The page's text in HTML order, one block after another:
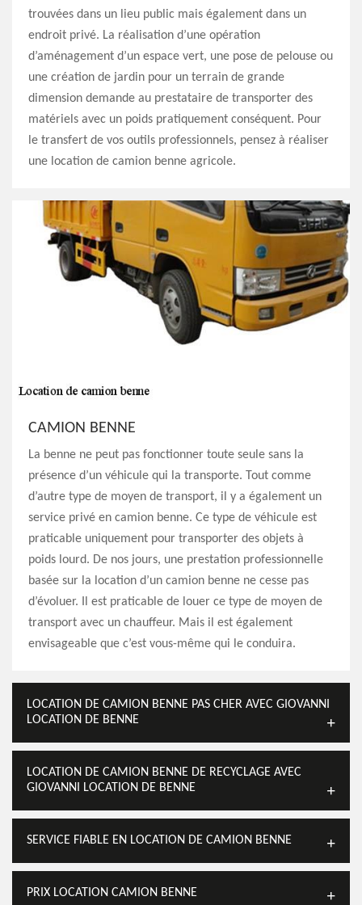
trouvées dans un lieu public mais également dans un
endroit privé. La réalisation d’une opération
d’aménagement d’un espace vert, une pose de pelouse ou
une création de jardin pour un terrain de grande
dimension demande au prestataire de transporter des
matériels avec un poids pratiquement conséquent. Pour
le transfert de vos outils professionnels, pensez à réaliser
une location de camion benne agricole.
CAMION BENNE
La benne ne peut pas fonctionner toute seule sans la
présence d’un véhicule qui la transporte. Tout comme
d’autre type de moyen de transport, il y a également un
service privé en camion benne. Ce type de véhicule est
praticable uniquement pour transporter des objets à
poids lourd. De nos jours, une prestation professionnelle
basée sur la location d’un camion benne ne cesse pas
d’évoluer. Il est praticable de louer ce type de moyen de
transport avec un chauffeur. Mais il est également
envisageable que c’est vous-même qui le conduira.
LOCATION DE CAMION BENNE PAS CHER AVEC GIOVANNI
LOCATION DE BENNE
LOCATION DE CAMION BENNE DE RECYCLAGE AVEC
GIOVANNI LOCATION DE BENNE
SERVICE FIABLE EN LOCATION DE CAMION BENNE
PRIX LOCATION CAMION BENNE